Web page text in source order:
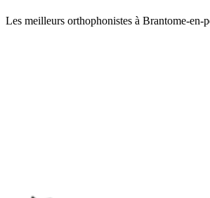
Les meilleurs orthophonistes à Brantome-en-